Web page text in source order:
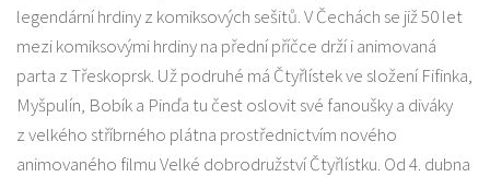
legendární hrdiny z komiksových sešitů. V Čechách se již 50 let
mezi komiksovými hrdiny na přední příčce drží i animovaná
parta z Třeskoprsk. Už podruhé má Čtyřlístek ve složení Fifinka,
Myšpulín, Bobík a Pinďa tu čest oslovit své fanoušky a diváky
z velkého stříbrného plátna prostřednictvím nového
animovaného filmu Velké dobrodružství Čtyřlístku. Od 4. dubna